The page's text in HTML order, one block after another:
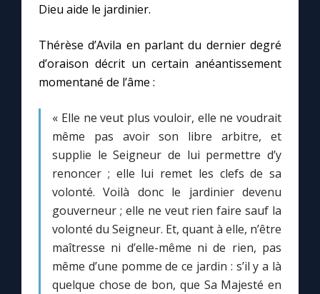
Dieu aide le jardinier.
Thérèse d’Avila en parlant du dernier degré
d’oraison décrit un certain anéantissement
momentané de l’âme :
« Elle ne veut plus vouloir, elle ne voudrait
même pas avoir son libre arbitre, et
supplie le Seigneur de lui permettre d’y
renoncer ; elle lui remet les clefs de sa
volonté. Voilà donc le jardinier devenu
gouverneur ; elle ne veut rien faire sauf la
volonté du Seigneur. Et, quant à elle, n’être
maîtresse ni d’elle-même ni de rien, pas
même d’une pomme de ce jardin : s’il y a là
quelque chose de bon, que Sa Majesté en